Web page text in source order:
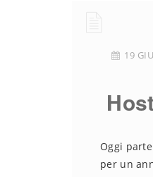
19
Oggi
per un